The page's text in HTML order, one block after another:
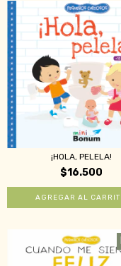
¡HOLA, PELELA!
$16.500